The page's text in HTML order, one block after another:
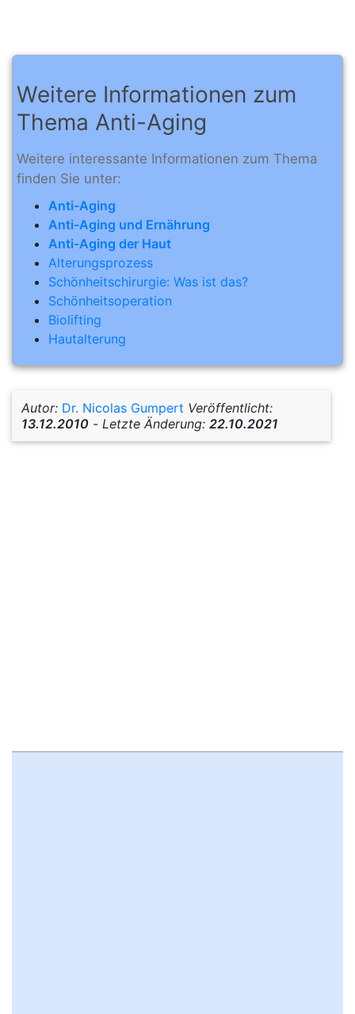
Weitere Informationen zum
Thema Anti-Aging
Weitere interessante Informationen zum Thema
finden Sie unter:
Anti-Aging
Anti-Aging und Ernährung
Anti-Aging der Haut
Alterungsprozess
Schönheitschirurgie: Was ist das?
Schönheitsoperation
Biolifting
Hautalterung
Autor: Dr. Nicolas Gumpert Veröffentlicht:
13.12.2010 - Letzte Änderung: 22.10.2021